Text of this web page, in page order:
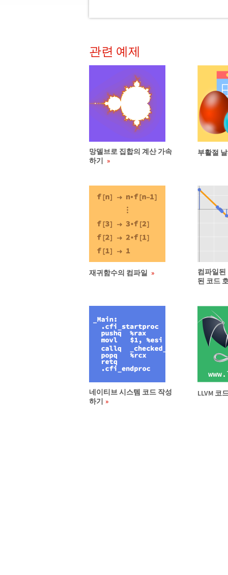
관련 예제
망델브로 집합의 계산 가속
하기
부활절
재귀함수의 컴파일
컴파일
된 코드
네이티브 시스템 코드 작성
하기
LLVM 코